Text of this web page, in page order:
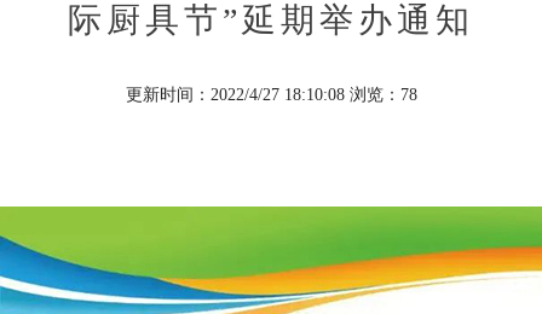
际厨具节”延期举办通知
更新时间：2022/4/27 18:10:08 浏览： 78